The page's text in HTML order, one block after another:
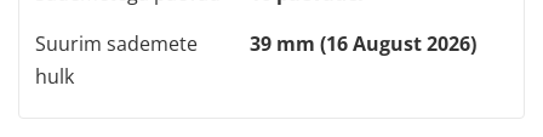
Suurim sademete
hulk
39 mm (16 August 2026)